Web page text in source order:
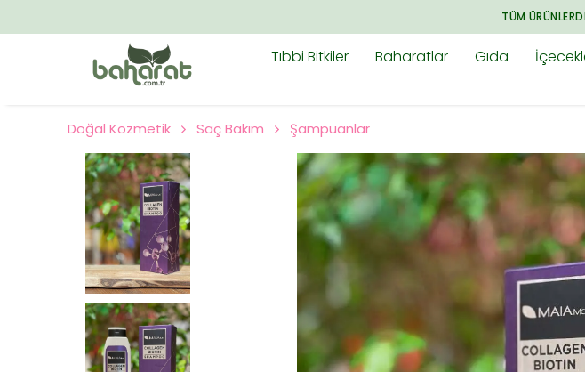
Tıbbi Bitkiler Baharatlar Gıda
Doğal Kozmetik Saç Bakım Şampuanlar